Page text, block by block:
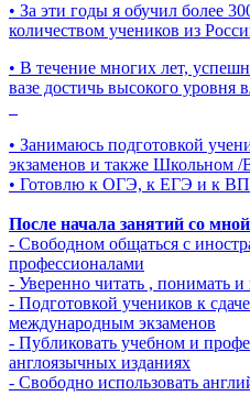
• За эти годы я обучил более
количеством учеников из
• В течение многих лет,
вазе достичь высокого уровня
• Занимаюсь подготовкой
экзаменов и также Школьном /
• Готовлю к ОГЭ, к ЕГЭ и к
После начала занятий со
- Свободном общаться с
профессионалами
- Уверенно читать , понимать
- Подготовкой учеников к
международным экзаменов
- Публиковать учебном и
англоязычных изданиях
- Свободно использовать